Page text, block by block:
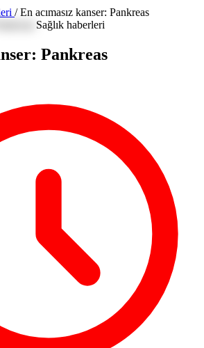
/ En acımasız kanser: Pankreas
Sağlık haberleri
Pankreas